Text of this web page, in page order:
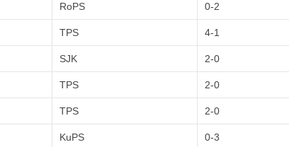
RoPS 0-2
TPS 4-1
SJK 2-0
TPS 2-0
TPS 2-0
KuPS 0-3